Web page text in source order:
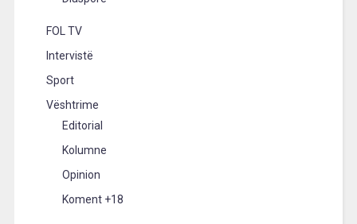
FOL TV
Intervistë
Sport
Vështrime
Editorial
Kolumne
Opinion
Koment +18